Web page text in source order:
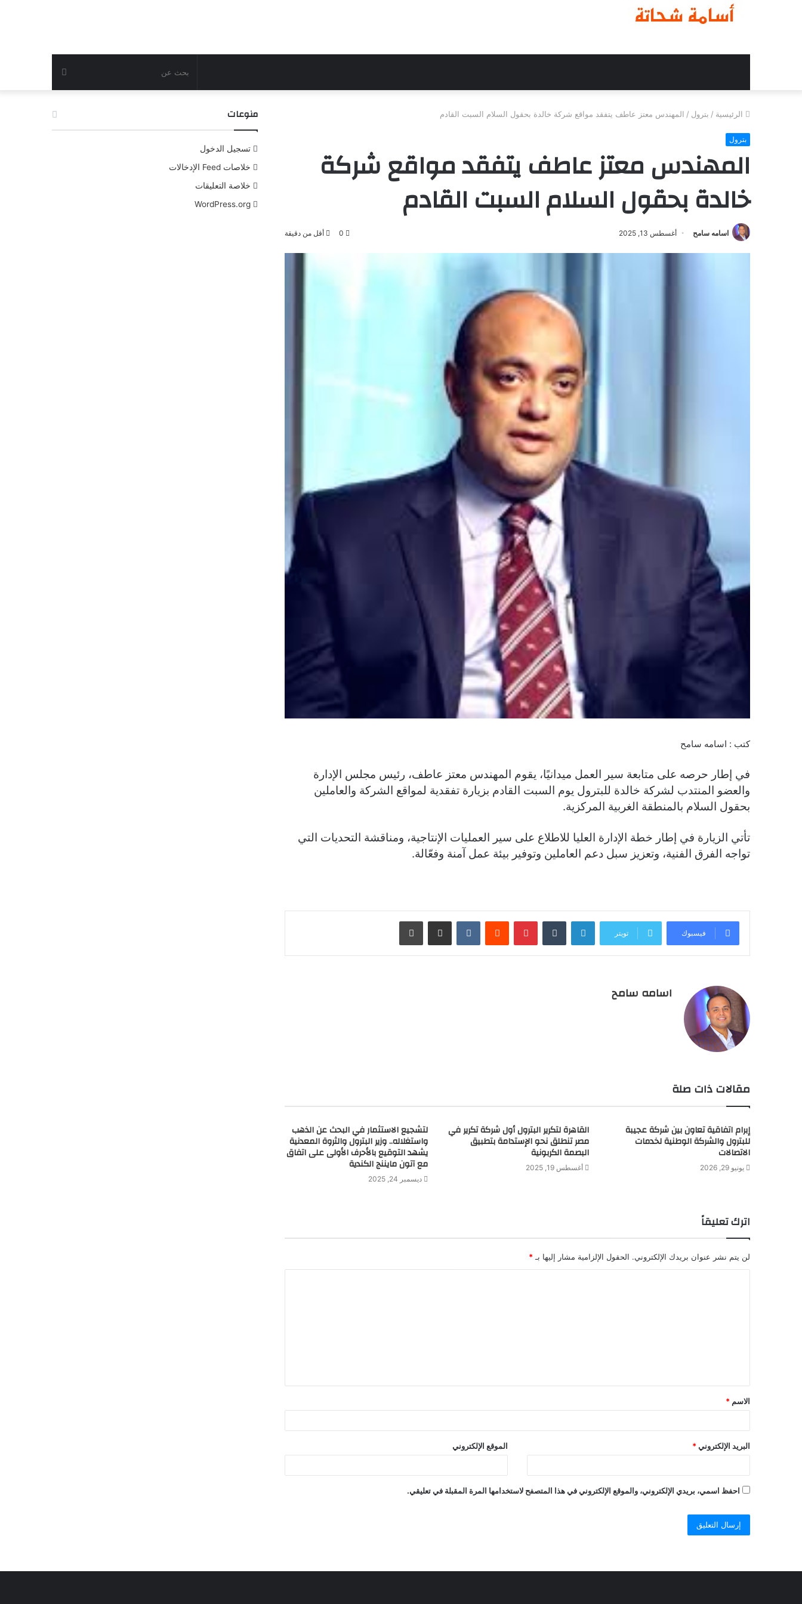
الرئيسية / بترول / المهندس معتز عاطف يتفقد مواقع شركة خالدة بحقول السلام السبت القادم
بترول
المهندس معتز عاطف يتفقد مواقع شركة
خالدة بحقول السلام السبت القادم
اسامه سامح أغسطس 13, 2025 0 أقل من دقيقة
كتب : اسامه سامح
في إطار حرصه على متابعة سير العمل ميدانيًا، يقوم المهندس معتز عاطف، رئيس مجلس الإدارة
والعضو المنتدب لشركة خالدة للبترول يوم السبت القادم بزيارة تفقدية لمواقع الشركة والعاملين
بحقول السلام بالمنطقة الغربية المركزية.
تأتي الزيارة في إطار خطة الإدارة العليا للاطلاع على سير العمليات الإنتاجية، ومناقشة التحديات التي
تواجه الفرق الفنية، وتعزيز سبل دعم العاملين وتوفير بيئة عمل آمنة وفعّالة.
فيسبوك تويتر
لينكدإن بينتيريست مشاركة عبر البريد طباعة
اسامه سامح
مقالات ذات صلة
إبرام اتفاقية تعاون بين شركة عجيبة
للبترول والشركة الوطنية لخدمات
الاتصالات
يونيو 29, 2026
القاهرة لتكرير البترول أول شركة تكرير في
مصر تنطلق نحو الإستدامة بتطبيق
البصمة الكربونية
أغسطس 19, 2025
لتشجيع الاستثمار في البحث عن الذهب
واستغلاله.. وزير البترول والثروة المعدنية
يشهد التوقيع بالأحرف الأولى على اتفاق
مع آتون مايننج الكندية
ديسمبر 24, 2025
اترك تعليقاً
لن يتم نشر عنوان بريدك الإلكتروني. الحقول الإلزامية مشار إليها بـ *
ق
*
الاسم *
البريد الإلكتروني * الموقع الإلكتروني
احفظ اسمي، بريدي الإلكتروني، والموقع الإلكتروني في هذا المتصفح لاستخدامها المرة المقبلة في تعليقي.
منوعات
تسجيل الدخول
خلاصات Feed الإدخالات
خلاصة التعليقات
WordPress.org